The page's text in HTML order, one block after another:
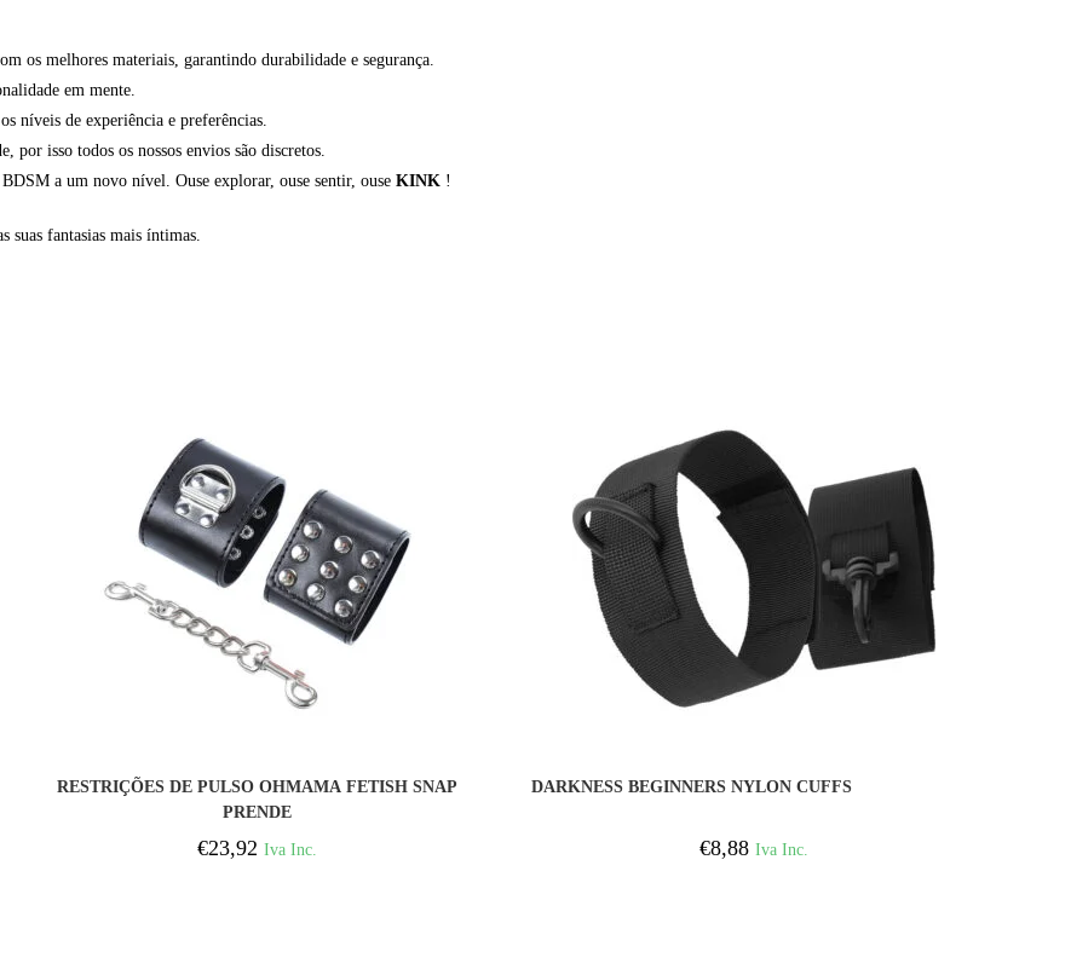
os melhores materiais, garantindo durabilidade e segurança.
em mente.
níveis de experiência e preferências.
por isso todos os nossos envios são discretos.
BDSM a um novo nível. Ouse explorar, ouse sentir, ouseKINK !
suas fantasias mais íntimas.
RESTRIÇÕES DE PULSO OHMAMA FETISH SNAP
PRENDE
€23,92 Iva Inc.
DARKNESS BEGINNERS NYLON CUFFS
€8,88 Iva Inc.